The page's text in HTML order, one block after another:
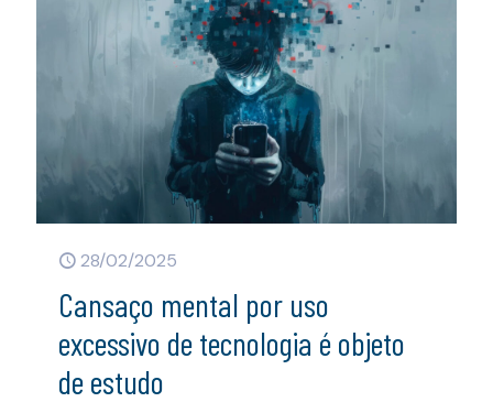
28/02/2025
Cansaço mental por uso
excessivo de tecnologia é objeto
de estudo